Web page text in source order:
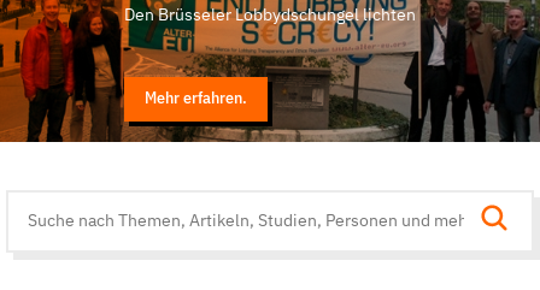
Den Brüsseler Lobbydschungel lichten
Mehr erfahren.